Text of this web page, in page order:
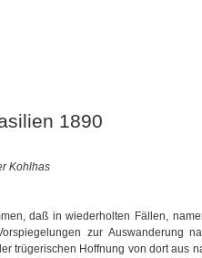
1890
Kohlhas
daß in wiederholten Fällen,
zur Auswanderung
trügerischen Hoffnung von dort aus